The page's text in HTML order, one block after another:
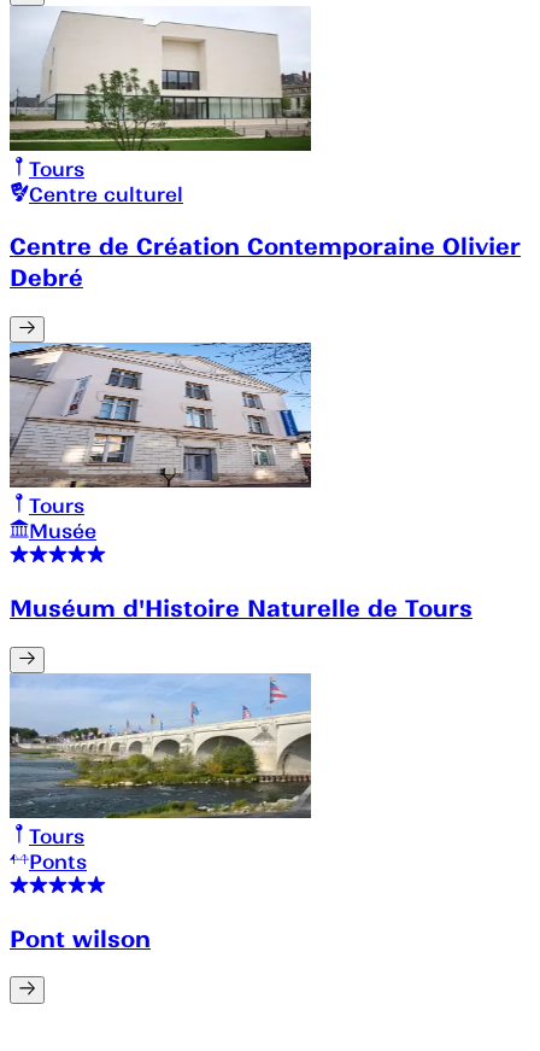
Tours
Centre culturel
Centre de Création Contemporaine Olivier
Debré
Tours
Musée
Muséum d'Histoire Naturelle de Tours
Tours
Ponts
Pont wilson